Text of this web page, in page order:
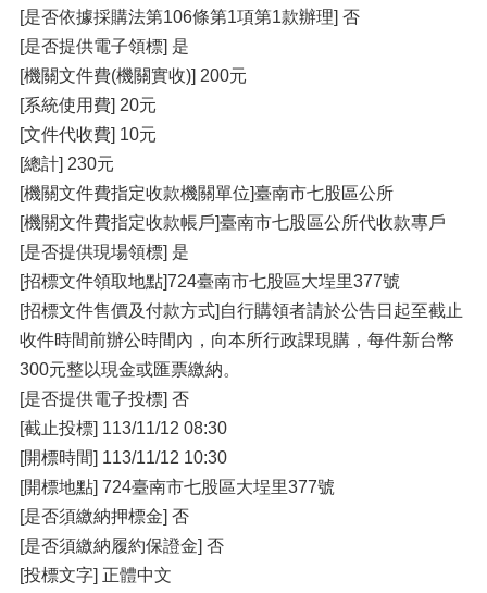
[是否依據採購法第106條第1項第1款辦理] 否
[是否提供電子領標] 是
[機關文件費(機關實收)] 200元
[系統使用費] 20元
[文件代收費] 10元
[總計] 230元
[機關文件費指定收款機關單位]臺南市七股區公所
[機關文件費指定收款帳戶]臺南市七股區公所代收款專戶
[是否提供現場領標] 是
[招標文件領取地點]724臺南市七股區大埕里377號
[招標文件售價及付款方式]自行購領者請於公告日起至截止
收件時間前辦公時間內，向本所行政課現購，每件新台幣
300元整以現金或匯票繳納。
[是否提供電子投標] 否
[截止投標] 113/11/12 08:30
[開標時間] 113/11/12 10:30
[開標地點] 724臺南市七股區大埕里377號
[是否須繳納押標金] 否
[是否須繳納履約保證金] 否
[投標文字] 正體中文